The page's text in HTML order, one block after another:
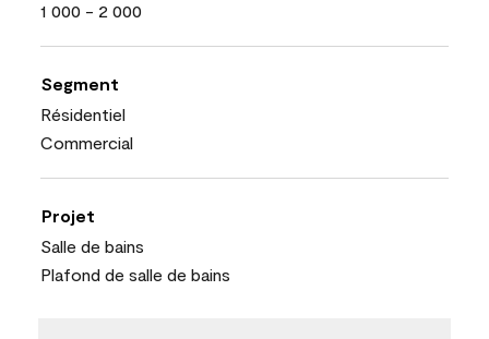
1 000 - 2 000
Segment
Résidentiel
Commercial
Projet
Salle de bains
Plafond de salle de bains